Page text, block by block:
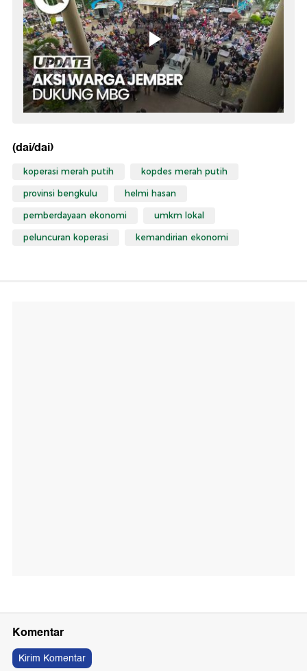
(dai/dai)
koperasi merah putih kopdes merah putih
provinsi bengkulu helmi hasan
pemberdayaan ekonomi umkm lokal
peluncuran koperasi kemandirian ekonomi
Komentar
Kirim Komentar